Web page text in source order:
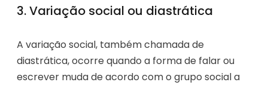
3. Variação social ou diastrática
A variação social, também chamada de
diastrática, ocorre quando a forma de falar ou
escrever muda de acordo com o grupo social a